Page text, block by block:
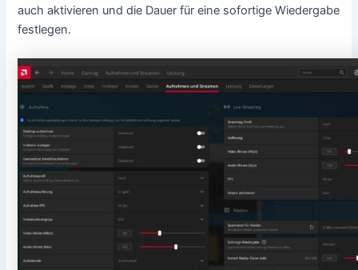
auch aktivieren und die Dauer für eine sofortige Wiedergabe
festlegen.